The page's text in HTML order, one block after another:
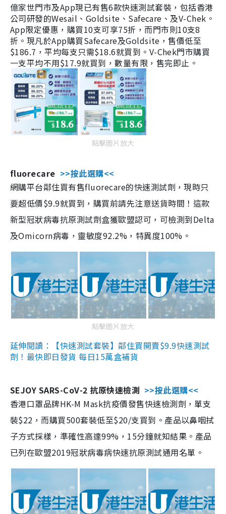
億家世門市及App現已有售6款快速測試套裝，包括香港
公司研發的Wesail、Goldsite、Safecare、及V-Chek。
App限定優惠，購買10支可享75折，而門市則10支8
折。現凡於App購買Safecare及Goldsite，售價低至
$186.7，平均每支只需$18.6就買到。V-Chek門市購買
一支平均不用$17.9就買到，數量有限，售完即止。
點擊圖片放大
fluorecare >>按此選購<<
網購平台鄰住買有售fluorecare的快速測試劑，現時只
要超低價$9.9就買到，購買前請先注意送貨時間！這款
新型冠狀病毒抗原測試劑盒獲歐盟認可，可檢測到Delta
及Omicorn病毒，靈敏度92.2%，特異度100%。
點擊圖片放大
延伸閱讀：【快速測試套裝】鄰住買開賣$9.9快速測試
劑！最快即日發貨 每日15萬盒補貨
SEJOY SARS-CoV-2 抗原快速檢測 >>按此選購<<
香港口罩品牌HK-M Mask抗疫價發售快速檢測劑，單支
裝$22，而購買500套裝低至$20/支買到。產品以鼻咽拭
子方式採樣，準確性高達99%，15分鐘就知結果。產品
已列在歐盟2019冠狀病毒病快速抗原測試通用名單。